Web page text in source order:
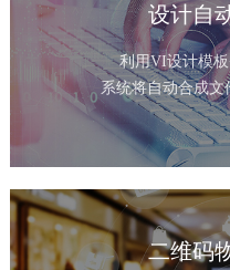
设计自
利用VI设计模板
系统将自动合成
二维码